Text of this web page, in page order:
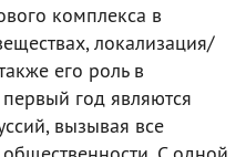
комплекса в
локализация/
его роль в
год являются
вызывая все